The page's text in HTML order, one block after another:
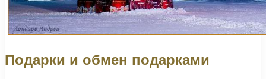
Подарки и обмен подарками